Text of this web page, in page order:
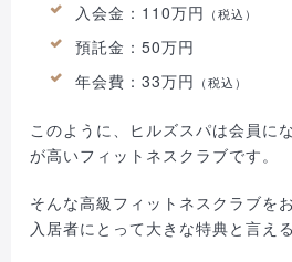
入会金：110万円 （税込）
預託金：50万円
年会費：33万円 （税込）
このように、ヒルズスパは会員に
が高いフィットネスクラブです。
そんな高級フィットネスクラブを
入居者にとって大きな特典と言え